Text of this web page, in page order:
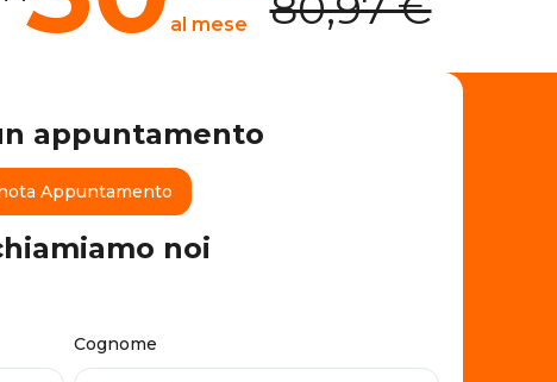
al mese
appuntamento
Appuntamento
noi
Cognome